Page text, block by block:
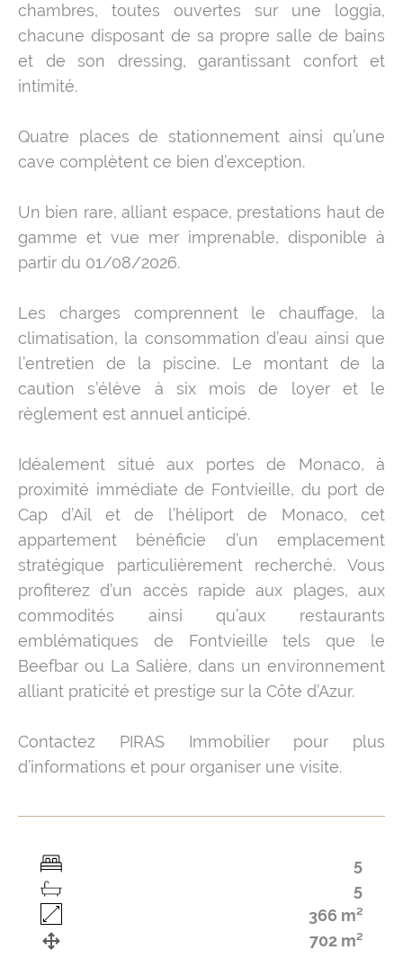
chambres, toutes ouvertes sur une loggia,
chacune disposant de sa propre salle de bains
et de son dressing, garantissant confort et
intimité.
Quatre places de stationnement ainsi qu’une
cave complètent ce bien d’exception.
Un bien rare, alliant espace, prestations haut de
gamme et vue mer imprenable, disponible à
partir du 01/08/2026.
Les charges comprennent le chauffage, la
climatisation, la consommation d’eau ainsi que
l’entretien de la piscine. Le montant de la
caution s’élève à six mois de loyer et le
règlement est annuel anticipé.
Idéalement situé aux portes de Monaco, à
proximité immédiate de Fontvieille, du port de
Cap d’Ail et de l’héliport de Monaco, cet
appartement bénéficie d’un emplacement
stratégique particulièrement recherché. Vous
profiterez d’un accès rapide aux plages, aux
commodités ainsi qu’aux restaurants
emblématiques de Fontvieille tels que le
Beefbar ou La Salière, dans un environnement
alliant praticité et prestige sur la Côte d’Azur.
Contactez PIRAS Immobilier pour plus
d’informations et pour organiser une visite.
5
5
366 m²
702 m²